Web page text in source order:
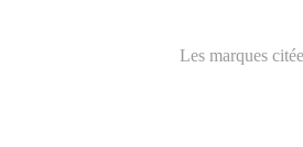
Les marques